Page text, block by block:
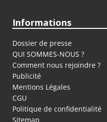
Informations
Dossier de presse
QUI SOMMES-NOUS ?
Comment nous rejoindre ?
Publicité
Mentions Légales
CGU
Politique de confidentialité
Sitemap